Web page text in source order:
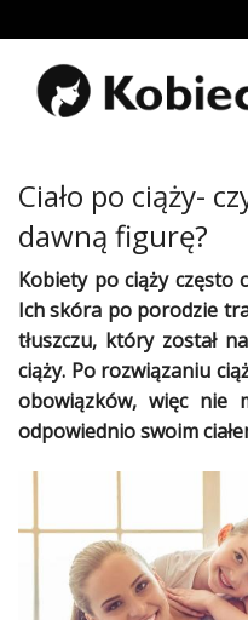
Uroda
Miłość
Rodzina
&
Dziecko
Przepisy
kulinarne
Kobiece
Wyznania
Fitness
Ciało po ciąży-
dawną figurę?
Kobiety po ciążyczęsto
Ichskóra po porodzie
tłuszczu, który został
ciąży. Po rozwiązaniu
obowiązków, więc nie
odpowiednio swoim